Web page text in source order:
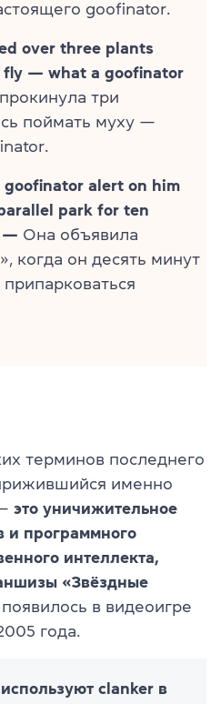
goofinator.
over three plants
fly — what a goofinator
три
поймать муху —
goofinator alert on him
park for ten
— Она объявила
когда он десять минут
терминов последнего
именно
это уничижительное
и программного
интеллекта,
«Звёздные
в видеоигре
года.
используют clanker в